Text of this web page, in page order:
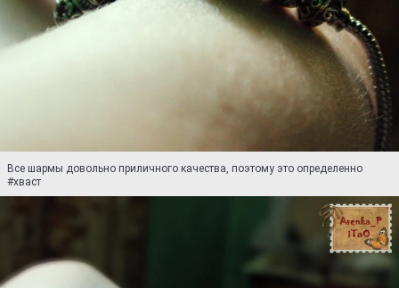
Все шармы довольно приличного качества, поэтому это определенно
#хваст